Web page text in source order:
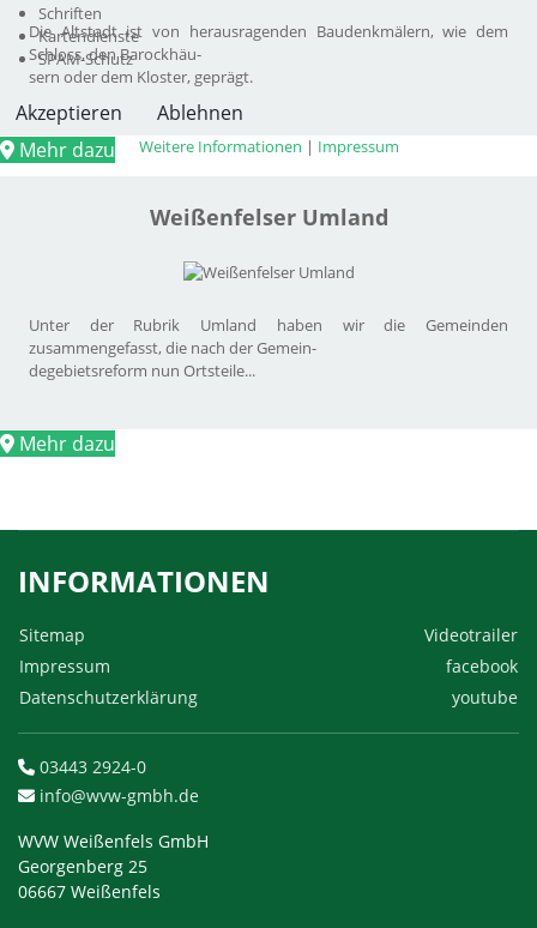
Die Altstadt ist von herausragenden Baudenkmälern, wie dem
Schloss, den Barockhäu-
sern oder dem Kloster, geprägt.
Mehr dazu
Weißenfelser Umland
Unter der Rubrik Umland haben wir die Gemeinden
zusammengefasst, die nach der Gemein-
degebietsreform nun Ortsteile...
Mehr dazu
INFORMATIONEN
Sitemap
Videotrailer
Impressum
facebook
Datenschutzerklärung
youtube
03443 2924-0
info@wvw-gmbh.de
WVW Weißenfels GmbH
Georgenberg 25
06667 Weißenfels
Schriften
Kartendienste
SPAM-Schutz
Akzeptieren Ablehnen
Weitere Informationen | Impressum